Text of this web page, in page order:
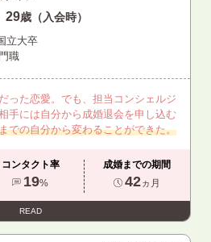
29歳（入会時）
立大卒
職
った恋愛。でも、担当コンシェルジ
手には自分から成婚退会を申し込む
での自分から変わることができた。
コンタクト率
19%
成婚までの期間
42ヵ月
READ